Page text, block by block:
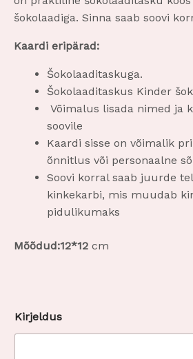
šokolaadiga. Sinna saab soovi
Kaardi eripärad:
Šokolaaditaskuga.
Šokolaaditaskus Kinder
Võimalus lisada nimed ja
soovile
Kaardi sisse on võimalik
õnnitlus või personaalne
Soovi korral saab juurde
kinkekarbi, mis muudab
pidulikumaks
Mõõdud:12*12 cm
Kirjeldus